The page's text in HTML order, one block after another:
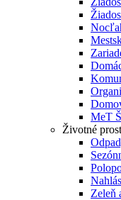
MeT
Životné
Zeleň